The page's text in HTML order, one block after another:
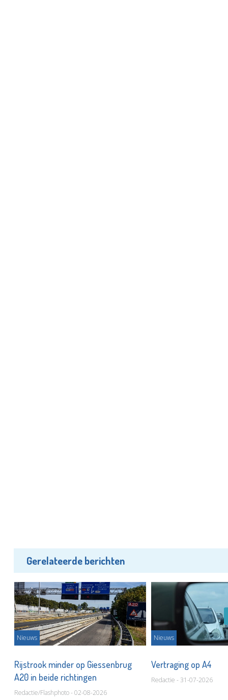
Gerelateerde berichten
Nieuws
Rijstrook minder op Giessenbrug
A20 in beide richtingen
Redactie/Flashphoto - 02-08-2026
Nieuws
Vertraging op A4
Redactie - 31-07-2026